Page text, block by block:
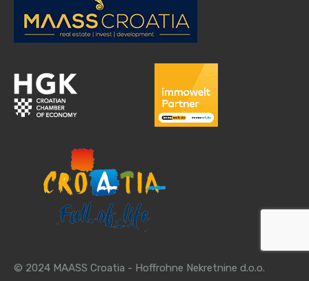
© 2024 MAASS Croatia - Hoffrohne Nekretnine d.o.o.